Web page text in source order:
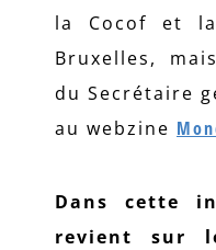
la Cocof et la
Bruxelles,
du Secrétaire
au webzine
Dans cette
revient sur